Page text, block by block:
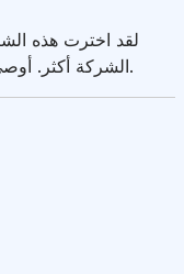
لقد اخترت هذه
الشركة أكثر. أوصي بها من السهل جدًا الحصول على التأمين.